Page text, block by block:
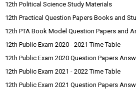
12th Political Science Study Materials
12th Practical Question Papers Books and
12th PTA Book Model Question Papers and
12th Public Exam 2020 - 2021 Time Table
12th Public Exam 2020 Question Papers
12th Public Exam 2021 - 2022 Time Table
12th Public Exam 2021 Question Papers